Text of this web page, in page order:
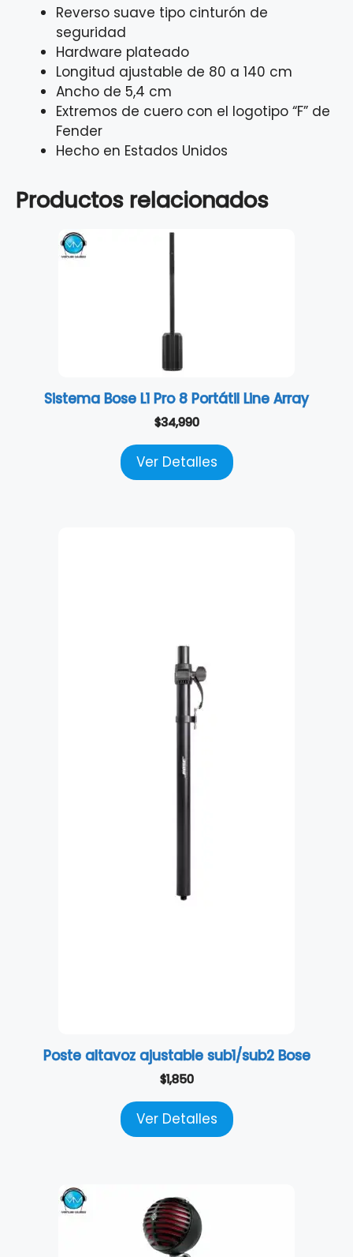
Reverso suave tipo cinturón de
seguridad
Hardware plateado
Longitud ajustable de 80 a 140 cm
Ancho de 5,4 cm
Extremos de cuero con el logotipo “F” de
Fender
Hecho en Estados Unidos
Productos relacionados
Sistema Bose L1 Pro 8 Portátil Line Array
$34,990
Ver Detalles
Poste altavoz ajustable sub1/sub2 Bose
$1,850
Ver Detalles